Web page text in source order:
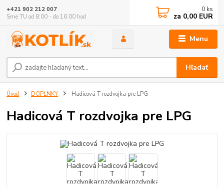
Menu
Hľadať
+421 902 212 007
Sme TU od 8:00 - do 16:00 hod
0 ks
za 0,00 EUR
Úvod DOPLNKY Hadicová T rozdvojka pre LPG
Hadicová T rozdvojka pre LPG